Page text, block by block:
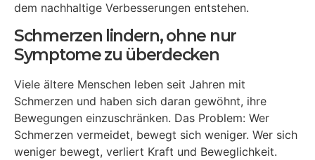
dem nachhaltige Verbesserungen entstehen.
Schmerzen lindern, ohne nur
Symptome zu überdecken
Viele ältere Menschen leben seit Jahren mit
Schmerzen und haben sich daran gewöhnt, ihre
Bewegungen einzuschränken. Das Problem: Wer
Schmerzen vermeidet, bewegt sich weniger. Wer sich
weniger bewegt, verliert Kraft und Beweglichkeit.